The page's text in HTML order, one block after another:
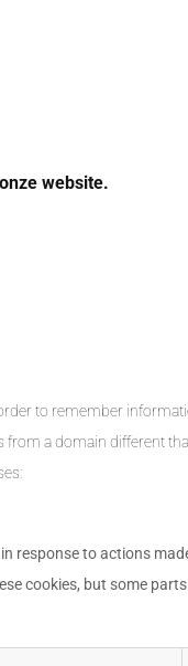
website.
to remember
a domain different
response to actions
cookies, but some